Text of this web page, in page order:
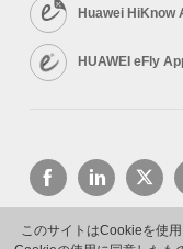
このサイトはCookieを使
Huawei HiKnow
HUAWEI eFly